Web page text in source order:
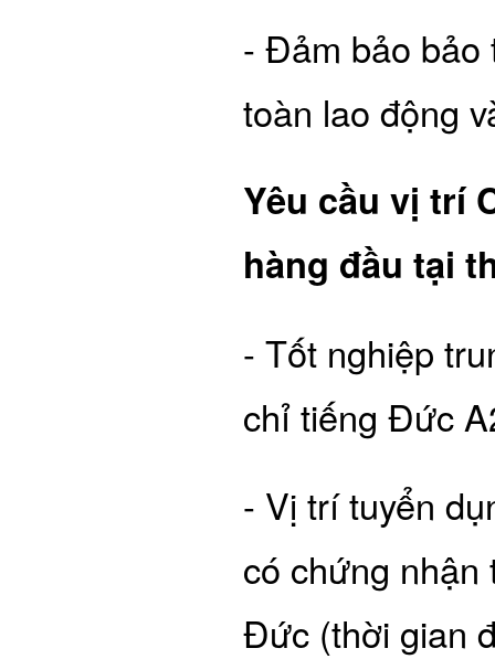
- Đảm bảo bảo
toàn lao động
Yêu cầu vị trí
hàng đầu tại
- Tốt nghiệp
chỉ tiếng Đức
- Vị trí tuyển
có chứng
Đức (thời gian